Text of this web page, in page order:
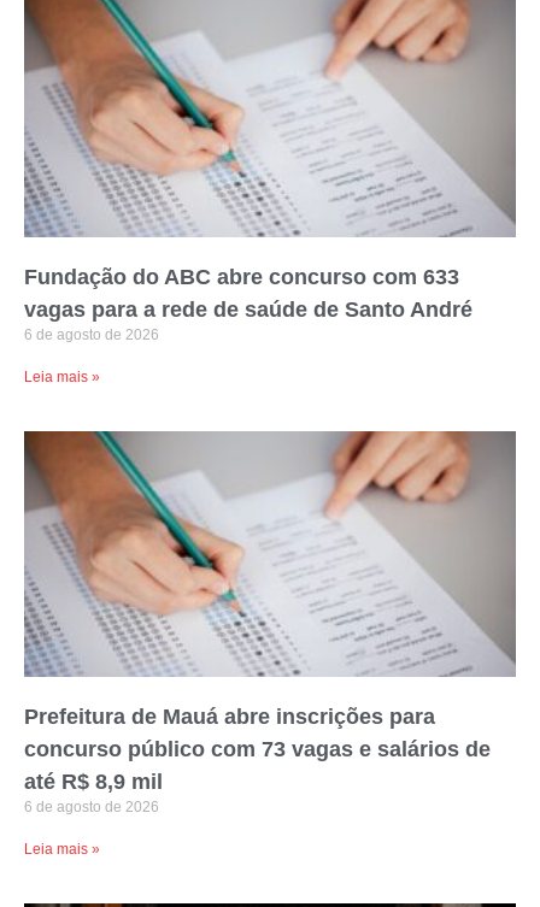
Fundação do ABC abre concurso com 633
vagas para a rede de saúde de Santo André
6 de agosto de 2026
Leia mais »
Prefeitura de Mauá abre inscrições para
concurso público com 73 vagas e salários de
até R$ 8,9 mil
6 de agosto de 2026
Leia mais »